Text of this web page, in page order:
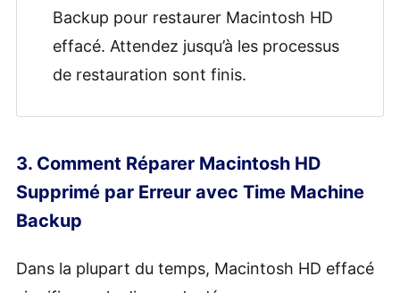
Backup pour restaurer Macintosh HD
effacé. Attendez jusqu’à les processus
de restauration sont finis.
3. Comment Réparer Macintosh HD
Supprimé par Erreur avec Time Machine
Backup
Dans la plupart du temps, Macintosh HD effacé